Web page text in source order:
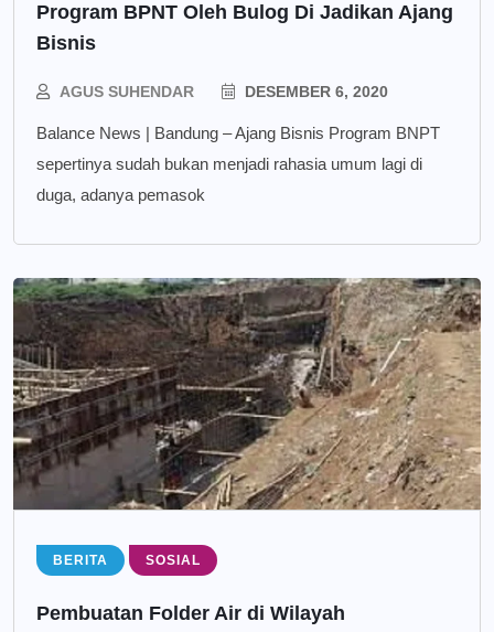
Program BPNT Oleh Bulog Di Jadikan Ajang
Bisnis
AGUS SUHENDAR DESEMBER 6, 2020
Balance News | Bandung – Ajang Bisnis Program BNPT
sepertinya sudah bukan menjadi rahasia umum lagi di
duga, adanya pemasok
BERITA SOSIAL
Pembuatan Folder Air di Wilayah